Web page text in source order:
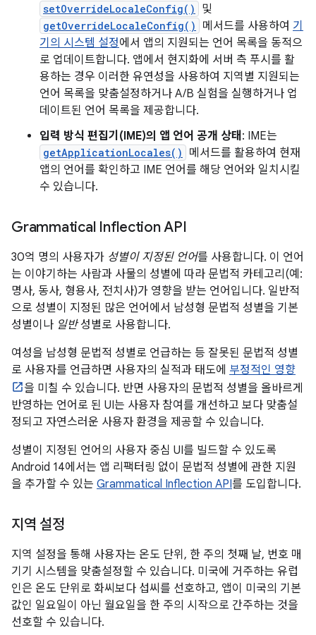
setOverrideLocaleConfig() 및
getOverrideLocaleConfig() 메서드를 사용하여 기
기의 시스템 설정에서 앱의 지원되는 언어 목록을 동적으
로 업데이트합니다. 앱에서 현지화에 서버 측 푸시를 활
용하는 경우 이러한 유연성을 사용하여 지역별 지원되는
언어 목록을 맞춤설정하거나 A/B 실험을 실행하거나 업
데이트된 언어 목록을 제공합니다.
입력 방식 편집기(IME)의 앱 언어 공개 상태 : IME는
getApplicationLocales()
메서드를 활용하여 현재
앱의 언어를 확인하고 IME 언어를 해당 언어와 일치시킬
수 있습니다.
Grammatical Inflection API
30억 명의 사용자가 성별이 지정된 언어를 사용합니다. 이 언어
는 이야기하는 사람과 사물의 성별에 따라 문법적 카테고리(예:
명사, 동사, 형용사, 전치사)가 영향을 받는 언어입니다. 일반적
으로 성별이 지정된 많은 언어에서 남성형 문법적 성별을 기본
성별이나 일반성별로 사용합니다.
여성을 남성형 문법적 성별로 언급하는 등 잘못된 문법적 성별
로 사용자를 언급하면 사용자의 실적과 태도에 부정적인 영향
을 미칠 수 있습니다. 반면 사용자의 문법적 성별을 올바르게
반영하는 언어로 된 UI는 사용자 참여를 개선하고 보다 맞춤설
정되고 자연스러운 사용자 환경을 제공할 수 있습니다.
성별이 지정된 언어의 사용자 중심 UI를 빌드할 수 있도록
Android 14에서는 앱 리팩터링 없이 문법적 성별에 관한 지원
을 추가할 수 있는 Grammatical Inflection API를 도입합니다.
지역 설정
지역 설정을 통해 사용자는 온도 단위, 한 주의 첫째 날, 번호 매
기기 시스템을 맞춤설정할 수 있습니다. 미국에 거주하는 유럽
인은 온도 단위로 화씨보다 섭씨를 선호하고, 앱이 미국의 기본
값인 일요일이 아닌 월요일을 한 주의 시작으로 간주하는 것을
선호할 수 있습니다.